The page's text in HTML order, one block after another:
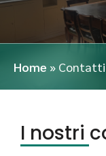
Home » Contatti
I nostri